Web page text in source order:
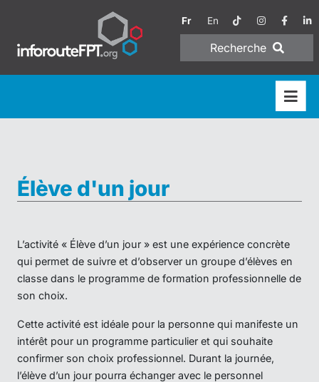
Fr En
Recherche
Élève d'un jour
L’activité « Élève d’un jour » est une expérience concrète
qui permet de suivre et d’observer un groupe d’élèves en
classe dans le programme de formation professionnelle de
son choix.
Cette activité est idéale pour la personne qui manifeste un
intérêt pour un programme particulier et qui souhaite
confirmer son choix professionnel. Durant la journée,
l’élève d’un jour pourra échanger avec le personnel